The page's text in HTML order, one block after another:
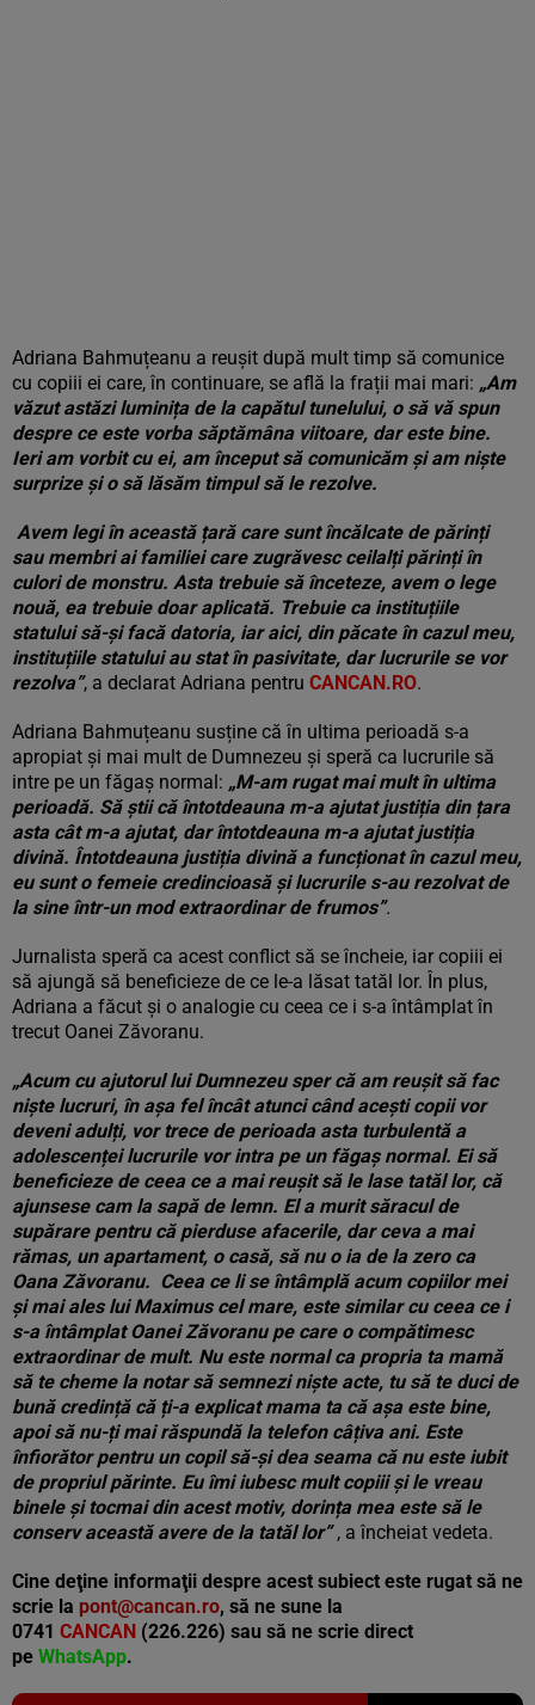
Adriana Bahmuțeanu a reușit după mult timp să comunice
cu copiii ei care, în continuare, se află la frații mai mari: „Am
văzut astăzi luminița de la capătul tunelului, o să vă spun
despre ce este vorba săptămâna viitoare, dar este bine.
Ieri am vorbit cu ei, am început să comunicăm și am niște
surprize și o să lăsăm timpul să le rezolve.
Avem legi în această țară care sunt încălcate de părinți
sau membri ai familiei care zugrăvesc ceilalți părinți în
culori de monstru. Asta trebuie să înceteze, avem o lege
nouă, ea trebuie doar aplicată. Trebuie ca instituțiile
statului să-și facă datoria, iar aici, din păcate în cazul meu,
instituțiile statului au stat în pasivitate, dar lucrurile se vor
rezolva”, a declarat Adriana pentru CANCAN.RO.
Adriana Bahmuțeanu susține că în ultima perioadă s-a
apropiat și mai mult de Dumnezeu și speră ca lucrurile să
intre pe un făgaș normal: „M-am rugat mai mult în ultima
perioadă. Să știi că întotdeauna m-a ajutat justiția din țara
asta cât m-a ajutat, dar întotdeauna m-a ajutat justiția
divină. Întotdeauna justiția divină a funcționat în cazul meu,
eu sunt o femeie credincioasă și lucrurile s-au rezolvat de
la sine într-un mod extraordinar de frumos”.
Jurnalista speră ca acest conflict să se încheie, iar copiii ei
să ajungă să beneficieze de ce le-a lăsat tatăl lor. În plus,
Adriana a făcut și o analogie cu ceea ce i s-a întâmplat în
trecut Oanei Zăvoranu.
„Acum cu ajutorul lui Dumnezeu sper că am reușit să fac
niște lucruri, în așa fel încât atunci când acești copii vor
deveni adulți, vor trece de perioada asta turbulentă a
adolescenței lucrurile vor intra pe un făgaș normal. Ei să
beneficieze de ceea ce a mai reușit să le lase tatăl lor, că
ajunsese cam la sapă de lemn. El a murit săracul de
supărare pentru că pierduse afacerile, dar ceva a mai
rămas, un apartament, o casă, să nu o ia de la zero ca
Oana Zăvoranu. Ceea ce li se întâmplă acum copiilor mei
și mai ales lui Maximus cel mare, este similar cu ceea ce i
s-a întâmplat Oanei Zăvoranu pe care o compătimesc
extraordinar de mult. Nu este normal ca propria ta mamă
să te cheme la notar să semnezi niște acte, tu să te duci de
bună credință că ți-a explicat mama ta că așa este bine,
apoi să nu-ți mai răspundă la telefon câțiva ani. Este
înfiorător pentru un copil să-și dea seama că nu este iubit
de propriul părinte. Eu îmi iubesc mult copiii și le vreau
binele și tocmai din acest motiv, dorința mea este să le
conserv această avere de la tatăl lor”, a încheiat vedeta.
Cine deţine informaţii despre acest subiect este rugat să ne
scrie la pont@cancan.ro, să ne sune la
0741 CANCAN (226.226) sau să ne scrie direct
pe WhatsApp.